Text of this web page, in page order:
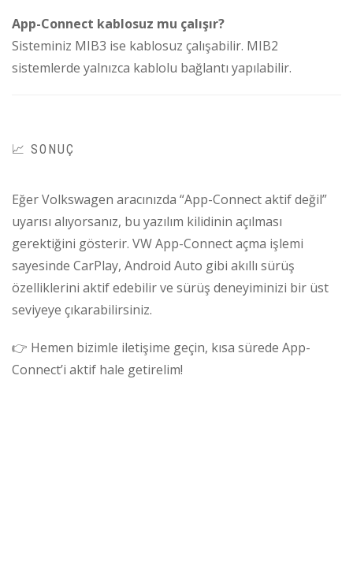
App-Connect kablosuz mu çalışır?
Sisteminiz MIB3 ise kablosuz çalışabilir. MIB2
sistemlerde yalnızca kablolu bağlantı yapılabilir.
📈 SONUÇ
Eğer Volkswagen aracınızda “App-Connect aktif değil”
uyarısı alıyorsanız, bu yazılım kilidinin açılması
gerektiğini gösterir. VW App-Connect açma işlemi
sayesinde CarPlay, Android Auto gibi akıllı sürüş
özelliklerini aktif edebilir ve sürüş deneyiminizi bir üst
seviyeye çıkarabilirsiniz.
👉 Hemen bizimle iletişime geçin, kısa sürede App-
Connect’i aktif hale getirelim!